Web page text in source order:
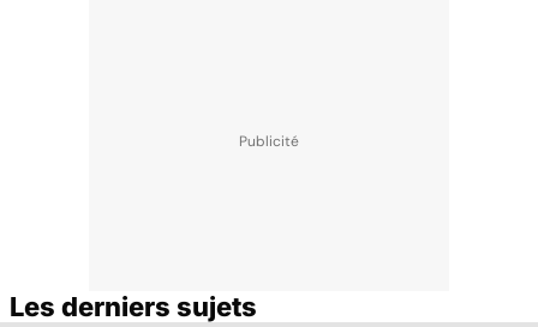
Les derniers sujets